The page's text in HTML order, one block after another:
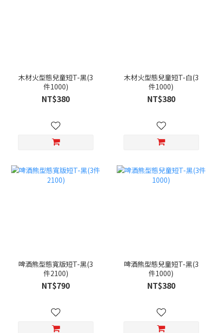
木材火型態兒童短T-黑(3
件1000)
NT$380
木材火型態兒童短T-白(3
件1000)
NT$380
啤酒熊型態寬版短T-黑(3
件2100)
NT$790
啤酒熊型態兒童短T-黑(3
件1000)
NT$380